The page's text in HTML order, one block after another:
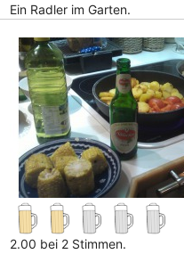
Ein Radler im Garten.
2.00 bei 2 Stimmen.